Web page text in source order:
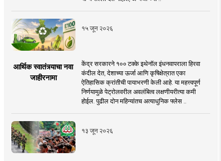
१५ जून २०२६
आर्थिक स्वातंत्र्याचा नवा
जाहीरनामा
केंद्र सरकारने १०० टक्के इथेनॉल इंधनवापराला हिरवा
कंदील देत, देशाच्या ऊर्जा आणि कृषिक्षेत्रात एका
ऐतिहासिक क्रांतीची पायाभरणी केली आहे. या महत्त्वपूर्ण
निर्णयामुळे पेट्रोलवरील अवलंबित्व लक्षणीयरीत्या कमी
होईल. पुढील दोन महिन्यांतच अत्याधुनिक फ्लेस ..
१३ जून २०२६